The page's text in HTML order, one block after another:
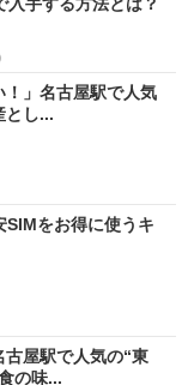
！」名古屋駅で人気
し...
SIMをお得に使うキ
屋駅で人気の“東
の味...